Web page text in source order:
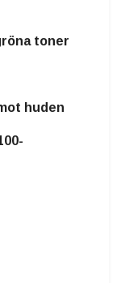
toner
huden